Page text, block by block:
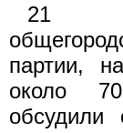
21
партии,
около